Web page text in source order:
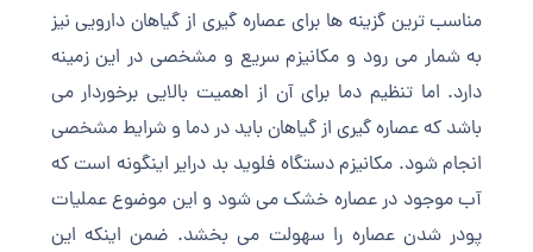
مناسب ترین گزینه ها برای عصاره گیری از گیاهان دارویی نیز
به شمار می رود و مکانیزم سریع و مشخصی در این زمینه
دارد. اما تنظیم دما برای آن از اهمیت بالایی برخوردار می
باشد که عصاره گیری از گیاهان باید در دما و شرایط مشخصی
انجام شود. مکانیزم دستگاه فلوید بد درایر اینگونه است که
آب موجود در عصاره خشک می شود و این موضوع عملیات
پودر شدن عصاره را سهولت می بخشد. ضمن اینکه این